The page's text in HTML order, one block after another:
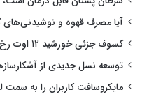
آیا مصرف قهوه و نوشیدنی‌های
کسوف جزئی خورشید ۱۲ اوت رخ می‌دهد
توسعه نسل جدیدی از
مایکروسافت کاربران را به